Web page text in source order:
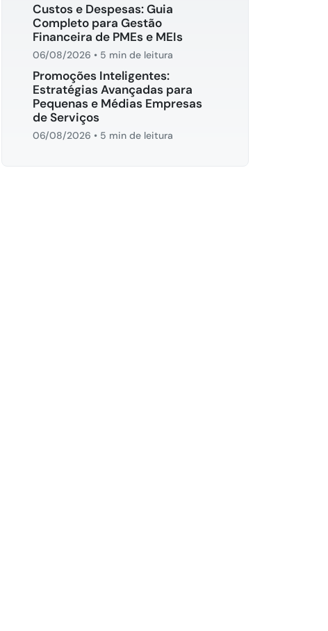
Custos e Despesas: Guia
Completo para Gestão
Financeira de PMEs e MEIs
06/08/2026 • 5 min de leitura
Promoções Inteligentes:
Estratégias Avançadas para
Pequenas e Médias Empresas
de Serviços
06/08/2026 • 5 min de leitura